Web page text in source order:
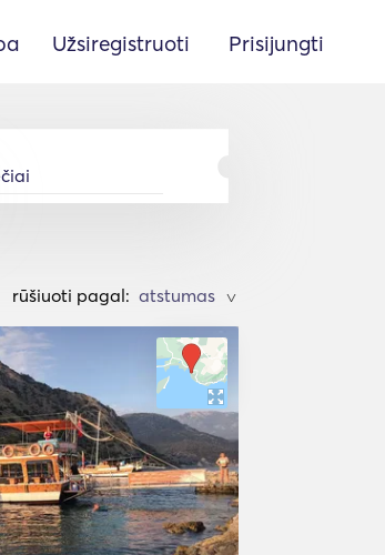
Užsiregistruoti Prisijungti
rūšiuoti pagal: >